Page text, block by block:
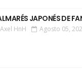
JAPONÉS DE
Axel HnH Agosto 05,